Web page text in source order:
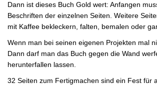
Dann ist dieses Buch Gold wert: Anfangen
Beschriften der einzelnen Seiten. Weitere
mit Kaffee bekleckern, falten, bemalen oder
Wenn man bei seinen eigenen Projekten mal
Dann darf man das Buch gegen die Wand
herunterfallen lassen.
32 Seiten zum Fertigmachen sind ein Fest für